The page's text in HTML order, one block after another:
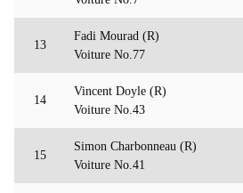
13
Fadi Mourad (R)
Voiture No.77
14
Vincent Doyle (R)
Voiture No.43
15
Simon Charbonneau (R)
Voiture No.41